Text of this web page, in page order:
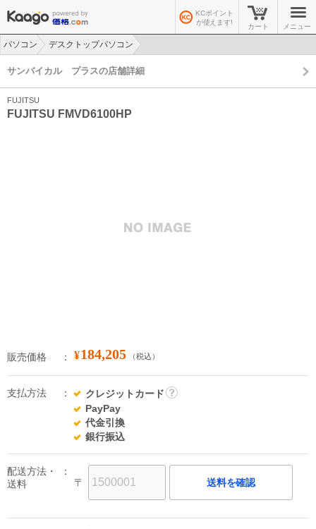
KCポイント
が使えます!
カート メニュー
パソコン
デスクトップパソコン
サンバイカル プラスの店舗詳細
FUJITSU
FUJITSU FMVD6100HP
販売価格 ¥184,205 （税込）
支払方法
クレジットカード
PayPay
代金引換
銀行振込
配送方法・
送料
〒 送料を確認